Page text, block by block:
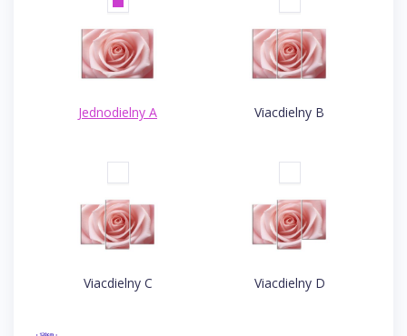
Jednodielny A Viacdielny B
Viacdielny C Viacdielny D